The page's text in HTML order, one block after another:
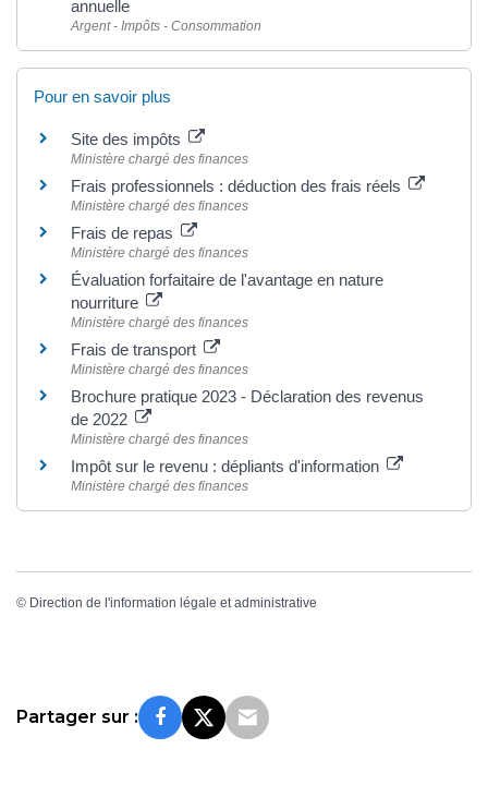
annuelle
Argent - Impôts - Consommation
Pour en savoir plus
Site des impôts
Ministère chargé des finances
Frais professionnels : déduction des frais réels
Ministère chargé des finances
Frais de repas
Ministère chargé des finances
Évaluation forfaitaire de l'avantage en nature
nourriture
Ministère chargé des finances
Frais de transport
Ministère chargé des finances
Brochure pratique 2023 - Déclaration des revenus
de 2022
Ministère chargé des finances
Impôt sur le revenu : dépliants d'information
Ministère chargé des finances
© Direction de l'information légale et administrative
Partager sur :